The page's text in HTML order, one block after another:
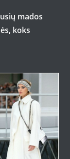
mados
koks